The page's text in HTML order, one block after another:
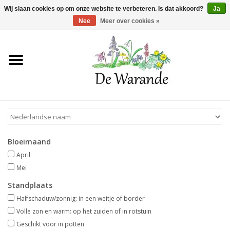
Winkelwagen >0 Artikelen - €0,00
Home
Voorjaarsbloeiers
Zomerbloeiers
Herfstbloeiers
Schaduwplanten
Bloeimaand
April
Mei
Standplaats
Halfschaduw/zonnig: in een weitje of border
Volle zon en warm: op het zuiden of in rotstuin
Geschikt voor in potten
Wij slaan cookies op om onze website te verbeteren. Is dat akkoord?
Ja
Nee
Meer over cookies »